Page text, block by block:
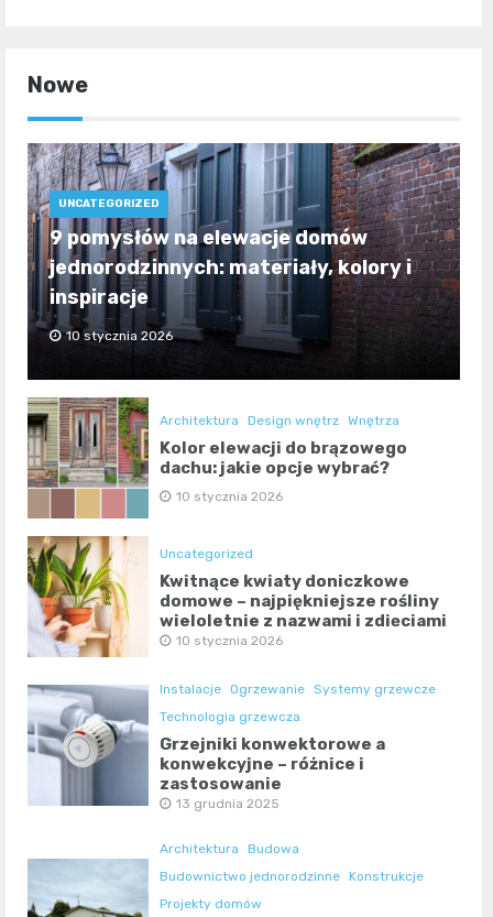
Nowe
UNCATEGORIZED
9 pomysłów na elewacje domów
jednorodzinnych: materiały, kolory i
inspiracje
10 stycznia 2026
Architektura Design wnętrz Wnętrza
Kolor elewacji do brązowego
dachu: jakie opcje wybrać?
10 stycznia 2026
Uncategorized
Kwitnące kwiaty doniczkowe
domowe – najpiękniejsze rośliny
wieloletnie z nazwami i zdjęciami
10 stycznia 2026
Instalacje Ogrzewanie Systemy grzewcze
Technologia grzewcza
Grzejniki konwektorowe a
konwekcyjne – różnice i
zastosowanie
13 grudnia 2025
Architektura
Budowa
Budownictwo jednorodzinne Konstrukcje
Projekty domów